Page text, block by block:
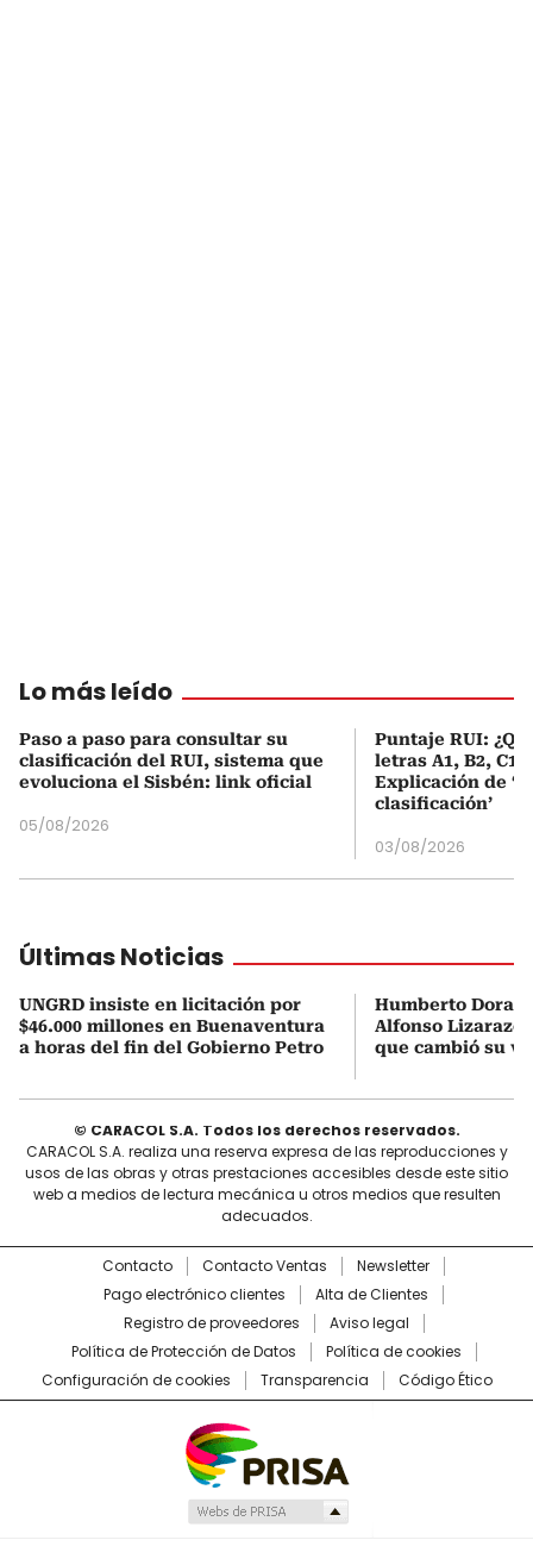
Lo más leído
Paso a paso para consultar su
clasificación del RUI, sistema que
evoluciona el Sisbén: link oficial
05/08/2026
Puntaje RUI:
letras A1, B2, C1
Explicación de
clasificación’
03/08/2026
Últimas Noticias
UNGRD insiste en licitación por
$46.000 millones en Buenaventura
a horas del fin del Gobierno Petro
Humberto
Alfonso Lizarazo
que cambió su
© CARACOL S.A. Todos los derechos reservados.
CARACOL S.A. realiza una reserva expresa de las reproducciones y
usos de las obras y otras prestaciones accesibles desde este sitio
web a medios de lectura mecánica u otros medios que resulten
adecuados.
Contacto Contacto Ventas
Newsletter
Pago electrónico clientes
Alta de Clientes
Registro de proveedores
Aviso legal
Política de Protección de Datos
Política de cookies
Configuración de cookies
Transparencia Código Ético